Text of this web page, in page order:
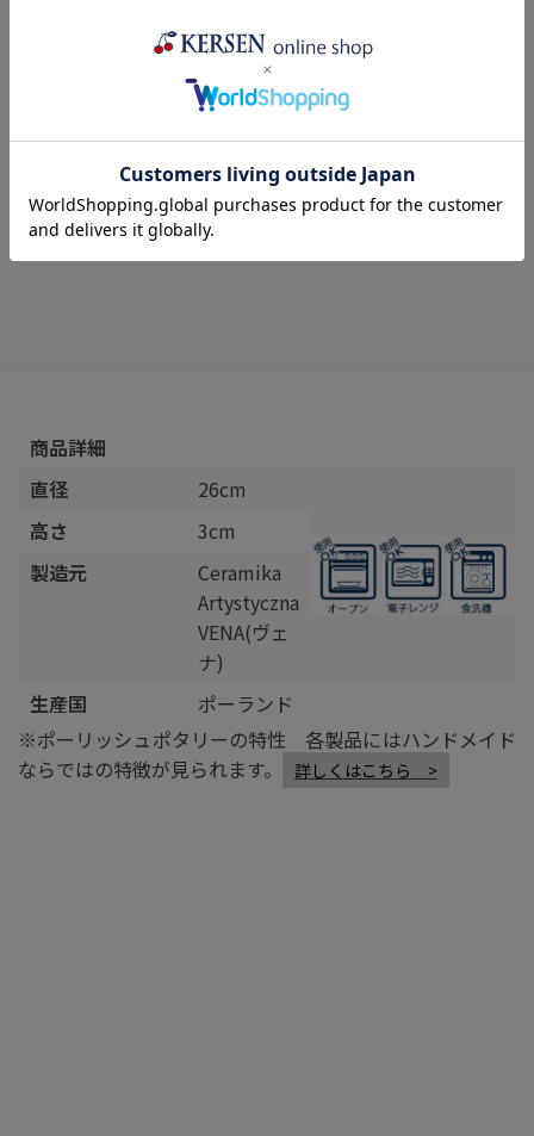
返品についての詳細はこちら
レビューはありません
商品詳細
直径
26cm
高さ
3cm
製造元
Ceramika
Artystyczna
VENA(ヴェ
ナ)
生産国
ポーランド
※ポーリッシュポタリーの特性 各製品にはハンドメイド
ならではの特徴が見られます。
詳しくはこちら >